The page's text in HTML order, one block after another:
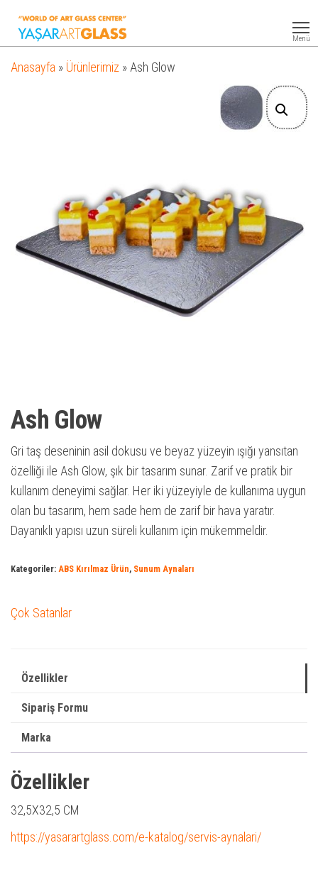
Glass
Menü
Anasayfa » Ürünlerimiz » Ash Glow
Ash Glow
Gri taş deseninin asil dokusu ve beyaz yüzeyin ışığı yansıtan
özelliği ile Ash Glow, şık bir tasarım sunar. Zarif ve pratik bir
kullanım deneyimi sağlar. Her iki yüzeyiyle de kullanıma uygun
olan bu tasarım, hem sade hem de zarif bir hava yaratır.
Dayanıklı yapısı uzun süreli kullanım için mükemmeldir.
Kategoriler: ABS Kırılmaz Ürün, Sunum Aynaları
Çok Satanlar
Özellikler
Sipariş Formu
Marka
Özellikler
32,5X32,5 CM
https://yasarartglass.com/e-katalog/servis-aynalari/